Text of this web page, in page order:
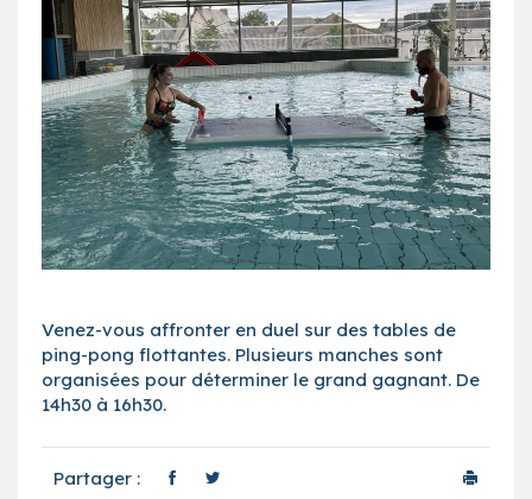
Venez-vous affronter en duel sur des tables de
ping-pong flottantes. Plusieurs manches sont
organisées pour déterminer le grand gagnant. De
14h30 à 16h30.
Partager :